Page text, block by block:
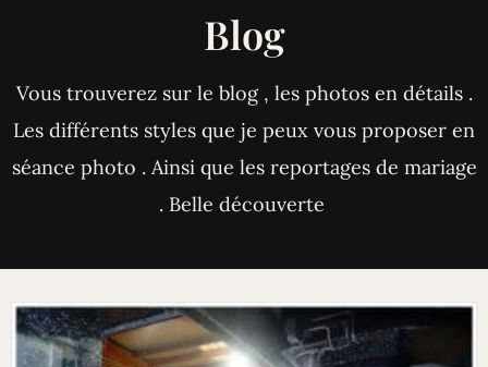
Blog
Vous trouverez sur le blog , les photos en détails .
Les différents styles que je peux vous proposer en
séance photo . Ainsi que les reportages de mariage
. Belle découverte